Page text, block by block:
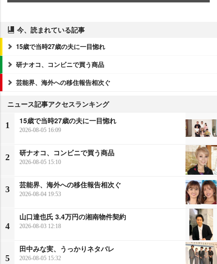
今、読まれている記事
15歳で当時27歳の夫に一目惚れ
研ナオコ、コンビニで買う商品
芸能界、海外への移住報告相次ぐ
ニュース記事アクセスランキング
1
15歳で当時27歳の夫に一目惚れ
2026-08-05 16:09
2
研ナオコ、コンビニで買う商品
2026-08-05 15:10
3
芸能界、海外への移住報告相次ぐ
2026-08-04 19:53
4
山口達也氏 3.4万円の湘南物件契約
2026-08-03 12:18
5
田中みな実、うっかりネタバレ
2026-08-05 15:32